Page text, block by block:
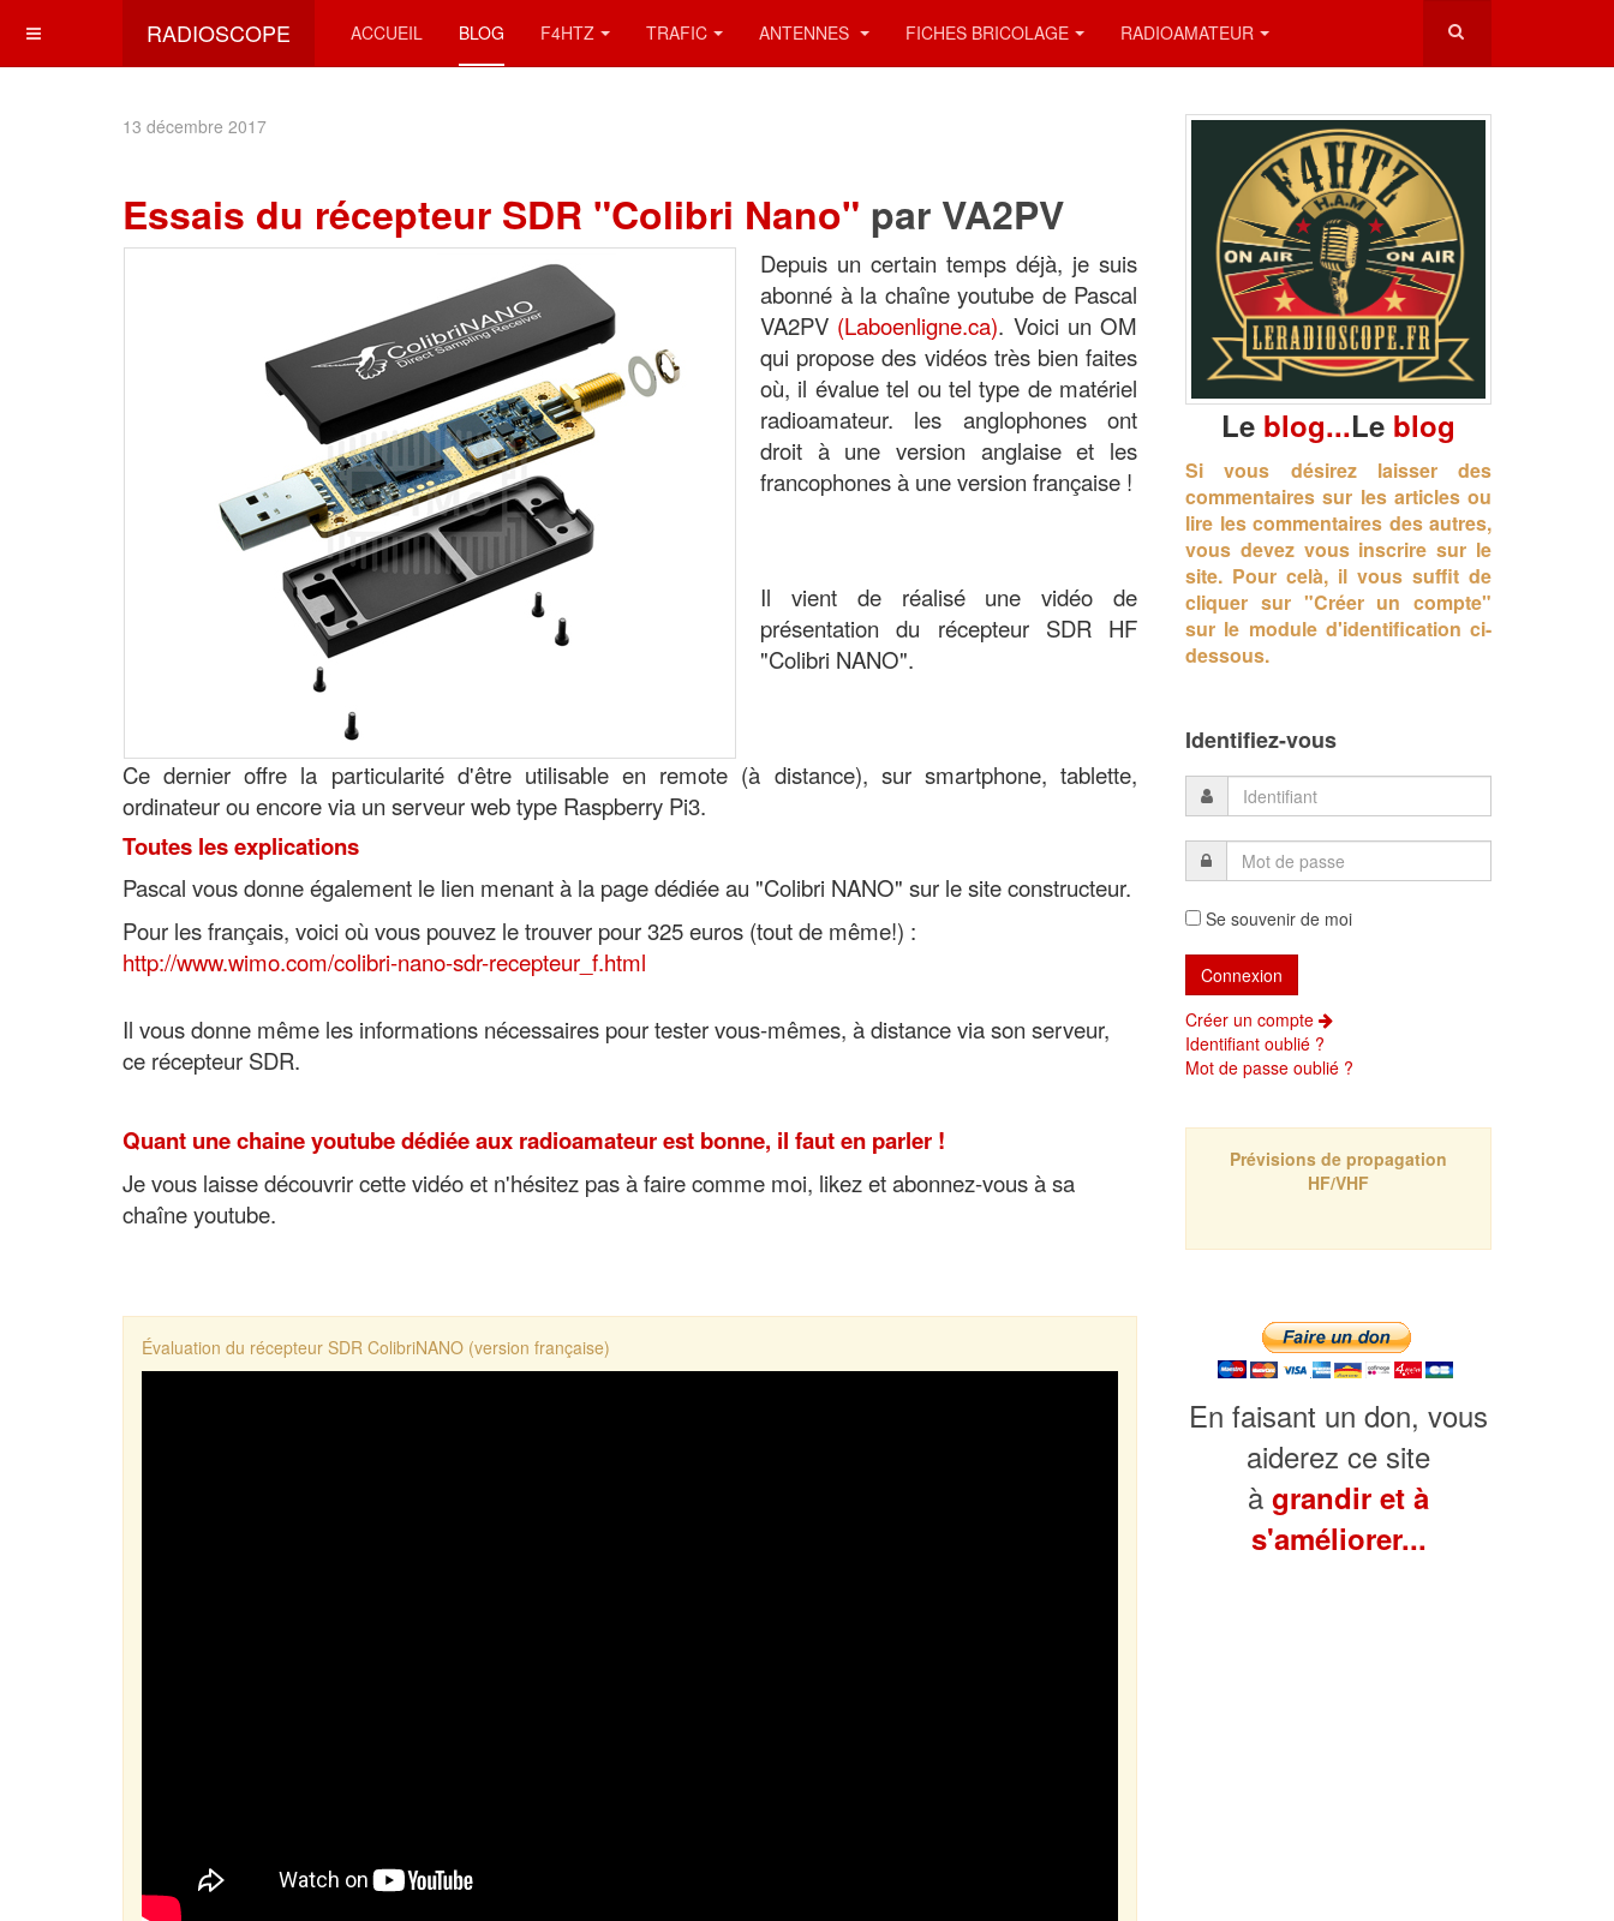
RADIOSCOPE ACCUEIL BLOG F4HTZ TRAFIC ANTENNES FICHES BRICOLAGE RADIOAMATEUR
13 décembre 2017
Essais du récepteur SDR "Colibri Nano" par VA2PV
Depuis un certain temps déjà, je suis
abonné à la chaîne youtube de Pascal
VA2PV (Laboenligne.ca). Voici un OM
qui propose des vidéos très bien faites
où, il évalue tel ou tel type de matériel
radioamateur. les anglophones ont
droit à une version anglaise et les
francophones à une version française !
Il vient de réalisé une vidéo de
présentation du récepteur SDR HF
"Colibri NANO".
Ce dernier offre la particularité d'être utilisable en remote (à distance), sur smartphone, tablette,
ordinateur ou encore via un serveur web type Raspberry Pi3.
Toutes les explications
Pascal vous donne également le lien menant à la page dédiée au "Colibri NANO" sur le site constructeur.
Pour les français, voici où vous pouvez le trouver pour 325 euros (tout de même!) :
http://www.wimo.com/colibri-nano-sdr-recepteur_f.html
Il vous donne même les informations nécessaires pour tester vous-mêmes, à distance via son serveur,
ce récepteur SDR.
Quant une chaine youtube dédiée aux radioamateur est bonne, il faut en parler !
Je vous laisse découvrir cette vidéo et n'hésitez pas à faire comme moi, likez et abonnez-vous à sa
chaîne youtube.
Évaluation du récepteur SDR ColibriNANO (version française)
Le blog...Le blog
Si vous désirez laisser des
commentaires sur les articles ou
lire les commentaires des autres,
vous devez vous inscrire sur le
site. Pour celà, il vous suffit de
cliquer sur "Créer un compte"
sur le module d'identification ci-
dessous.
Identifiez-vous
Se souvenir de moi
Créer un compte
Identifiant oublié ?
Mot de passe oublié ?
Prévisions de propagation
HF/VHF
En faisant un don, vous
aiderez ce site
à grandir et à
s'améliorer...